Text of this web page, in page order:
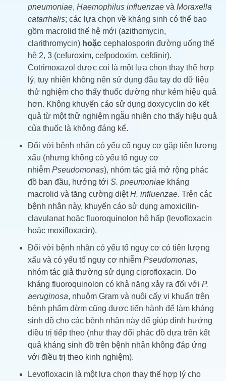
pneumoniae, Haemophilus influenzae và Moraxella
catarrhalis; các lựa chọn về kháng sinh có thể bao
gồm macrolid thế hệ mới (azithomycin,
clarithromycin) hoặc cephalosporin đường uống thế
hệ 2, 3 (cefuroxim, cefpodoxim, cefdinir).
Cotrimoxazol được coi là một lựa chọn thay thế hợp
lý, tuy nhiên không nên sử dụng đầu tay do dữ liệu
thử nghiệm cho thấy thuốc dường như kém hiệu quả
hơn. Không khuyến cáo sử dụng doxycyclin do kết
quả từ một thử nghiệm ngẫu nhiên cho thấy hiệu quả
của thuốc là không đáng kể.
Đối với bệnh nhân có yếu cố nguy cơ gặp tiên lượng
xấu (nhưng không có yếu tố nguy cơ
nhiễm Pseudomonas), nhóm tác giả mở rộng phác
đồ ban đầu, hướng tới S. pneumoniae kháng
macrolid và tăng cường diệtH. influenzae. Trên các
bệnh nhân này, khuyến cáo sử dụng amoxicilin-
clavulanat hoặc fluoroquinolon hô hấp (levofloxacin
hoặc moxifloxacin).
Đối với bệnh nhân có yếu tố nguy cơ có tiên lượng
xấu và có yếu tố nguy cơ nhiễm Pseudomonas,
nhóm tác giả thường sử dụng ciprofloxacin. Do
kháng fluoroquinolon có khả năng xảy ra đối với P.
aeruginosa, nhuộm Gram và nuôi cấy vi khuẩn trên
bệnh phẩm đờm cũng được tiến hành để làm kháng
sinh đồ cho các bệnh nhân này để giúp định hướng
điều trị tiếp theo (như thay đổi phác đồ dựa trên kết
quả kháng sinh đồ trên bệnh nhân không đáp ứng
với điều trị theo kinh nghiệm).
Levofloxacin là một lựa chọn thay thế hợp lý cho